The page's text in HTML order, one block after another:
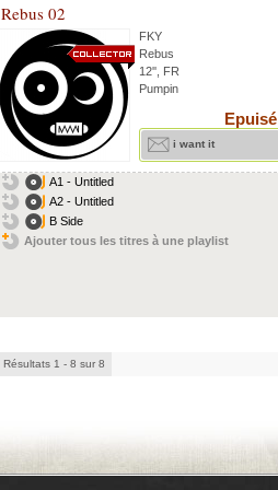
Rebus 02
FKY
Rebus
12'', FR
Pumpin
Epuisé
i want it
A1 - Untitled
A2 - Untitled
B Side
Ajouter tous les titres à une playlist
Résultats 1 - 8 sur 8